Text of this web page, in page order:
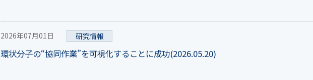
2026年07月01日 研究情報
環状分子の“協同作業”を可視化することに成功(2026.05.20)